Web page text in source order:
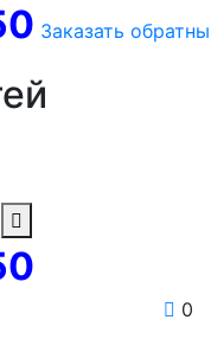
Заказать
0